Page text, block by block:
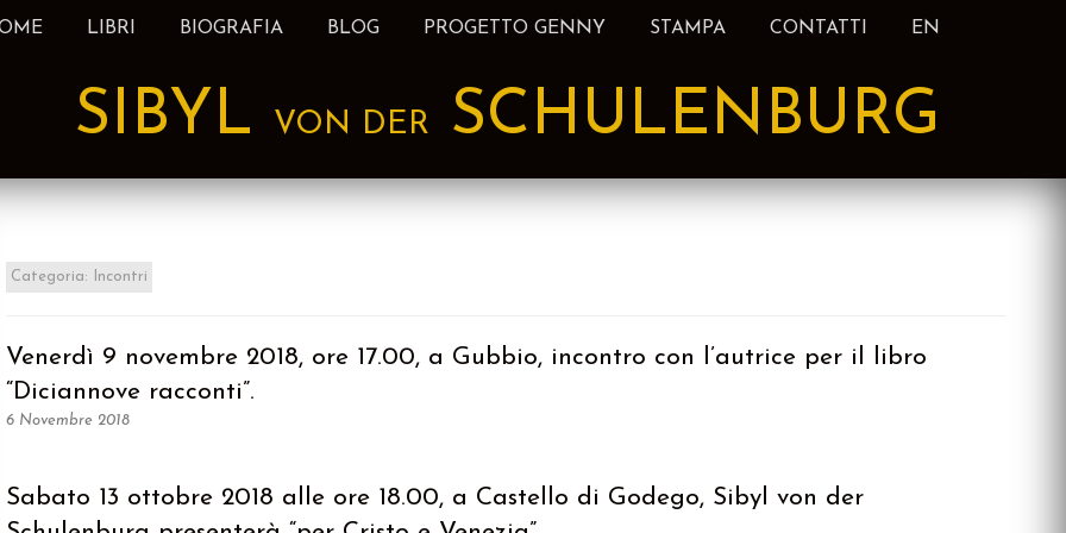
LIBRI BIOGRAFIA BLOG PROGETTO GENNY STAMPA CONTATTI EN
SIBYL VON DER SCHULENBURG
Categoria: Incontri
Venerdì 9 novembre 2018, ore 17.00, a Gubbio, incontro con l’autrice per il libro
“Diciannove racconti”.
6 Novembre 2018
Sabato 13 ottobre 2018 alle ore 18.00, a Castello di Godego, Sibyl von der